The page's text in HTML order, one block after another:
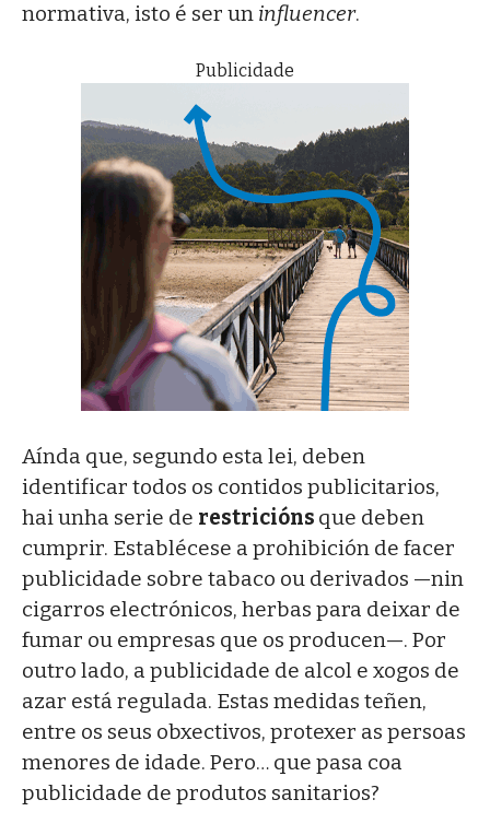
normativa, isto é ser un influencer.
Publicidade
Aínda que, segundo esta lei, deben
identificar todos os contidos publicitarios,
hai unha serie de restricións que deben
cumprir. Establécese a prohibición de facer
publicidade sobre tabaco ou derivados —nin
cigarros electrónicos, herbas para deixar de
fumar ou empresas que os producen—. Por
outro lado, a publicidade de alcol e xogos de
azar está regulada. Estas medidas teñen,
entre os seus obxectivos, protexer as persoas
menores de idade. Pero… que pasa coa
publicidade de produtos sanitarios?